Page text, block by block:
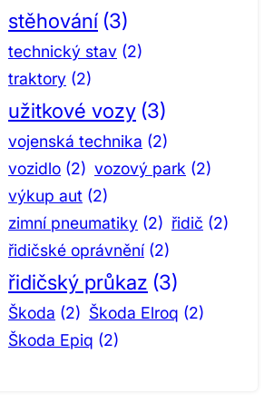
stěhování (3)
technický stav (2)
traktory (2)
užitkové vozy (3)
vojenská technika (2)
vozidlo (2) vozový park (2)
výkup aut (2)
zimní pneumatiky (2) řidič (2)
řidičské oprávnění (2)
řidičský průkaz (3)
Škoda (2) Škoda Elroq (2)
Škoda Epiq (2)